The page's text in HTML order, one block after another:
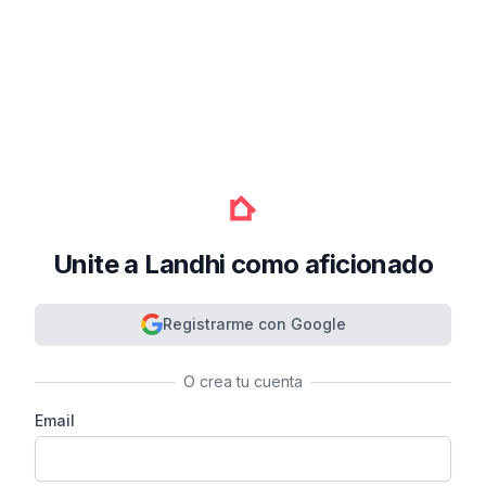
Unite a Landhi como aficionado
Registrarme con Google
O crea tu cuenta
Email